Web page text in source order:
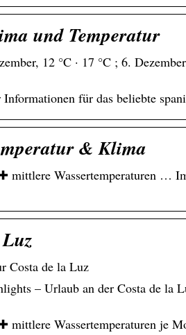
und Temperatur
12 °C · 17 °C ; 6.
für das beliebte
& Klima
Wassertemperaturen …
Costa de la Luz
– Urlaub an der Costa de la
mittlere Wassertemperaturen